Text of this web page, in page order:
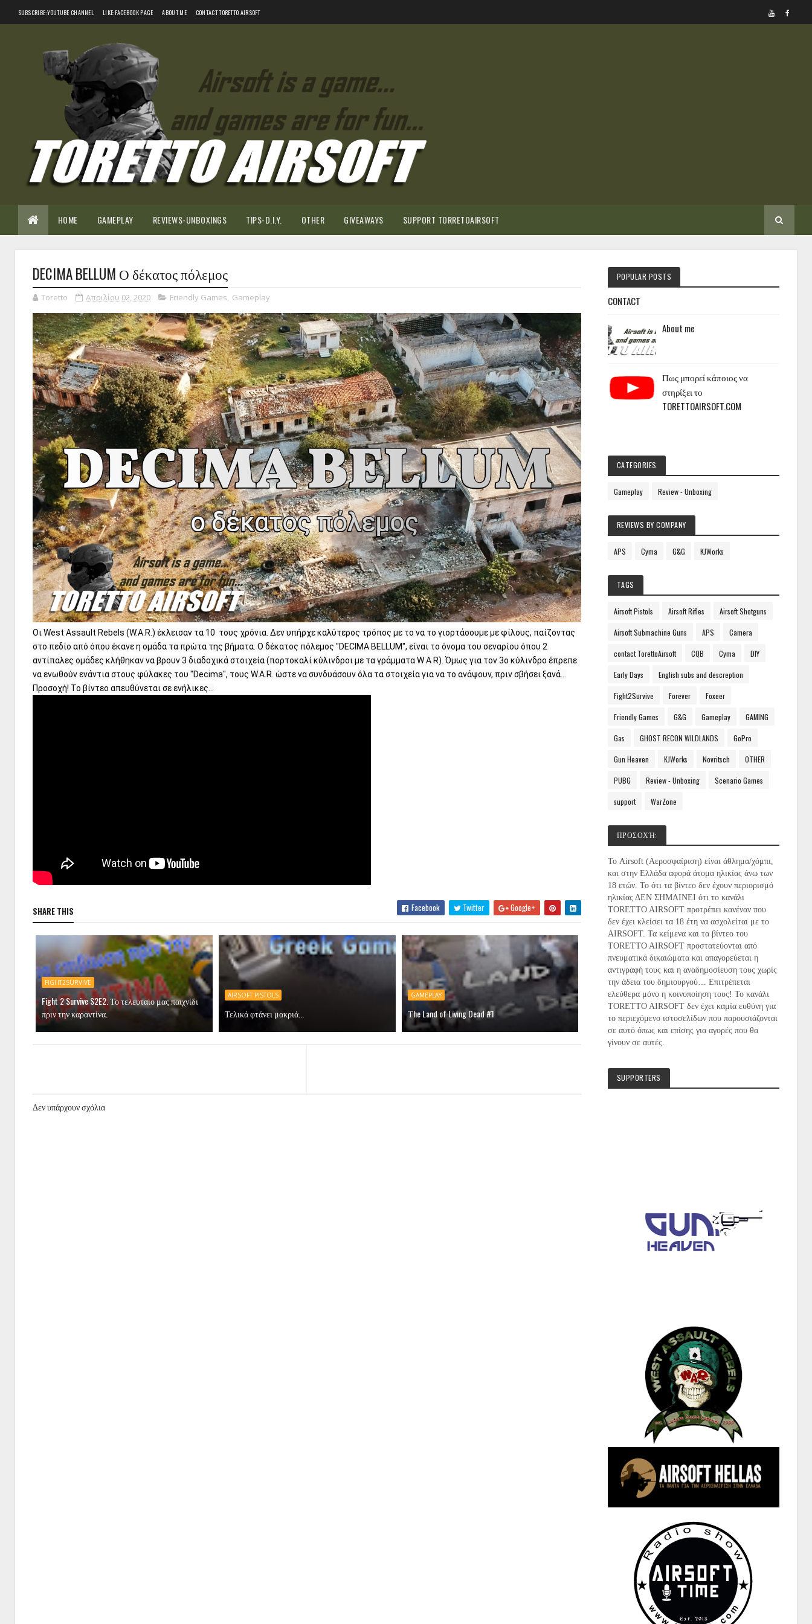
SUBSCRIBE:YOUTUBE CHANNEL LIKE:FACEBOOK PAGE ABOUT ME CONTACT TORETTO AIRSOFT
HOME GAMEPLAY REVIEWS-UNBOXINGS TIPS-D.I.Y. OTHER GIVEAWAYS SUPPORT TORRETOAIRSOFT
DECIMA BELLUM Ο δέκατος πόλεμος
Toretto Απριλίου 02, 2020 Friendly Games, Gameplay
Οι West Assault Rebels (W.A.R.) έκλεισαν τα 10  τους χρόνια. Δεν υπήρχε καλύτερος τρόπος με το να το γιορτάσουμε με φίλους, παίζοντας
στο πεδίο από όπου έκανε η ομάδα τα πρώτα της βήματα. Ο δέκατος πόλεμος "DECIMA BELLUM", είναι το όνομα του σεναρίου όπου 2
αντίπαλες ομάδες κλήθηκαν να βρουν 3 διαδοχικά στοιχεία (πορτοκαλί κύλινδροι με τα γράμματα W A R). Όμως για τον 3ο κύλινδρο έπρεπε
να ενωθούν ενάντια στους φύλακες του "Decima", τους W.A.R. ώστε να συνδυάσουν όλα τα στοιχεία για να το ανάψουν, πριν σβήσει ξανά...
Προσοχή! Το βίντεο απευθύνεται σε ενήλικες...
SHARE THIS Facebook Twitter Google+
FIGHT2SURVIVE
Fight 2 Survive S2E2. Το τελευταίο μας παιχνίδι
πριν την καραντίνα.
AIRSOFT PISTOLS
Τελικά φτάνει μακριά...
GAMEPLAY
Τhe Land of Living Dead #1
Δεν υπάρχουν σχόλια
POPULAR POSTS
CONTACT
About me
Πως μπορεί κάποιος να
στηρίξει το
TORETTOAIRSOFT.COM
CATEGORIES
Gameplay Review - Unboxing
REVIEWS BY COMPANY
APS Cyma G&G KJWorks
TAGS
Airsoft Pistols Airsoft Rifles Airsoft Shotguns
Airsoft Submachine Guns APS Camera
contact TorettoAirsoft CQB Cyma DIY
Early Days English subs and descreption
Fight2Survive Forever Foxeer
Friendly Games G&G Gameplay GAMING
Gas GHOST RECON WILDLANDS GoPro
Gun Heaven KJWorks Novritsch OTHER
PUBG Review - Unboxing Scenario Games
support WarZone
ΠΡΟΣΟΧΉ:
Το Airsoft (Αεροσφαίριση) είναι άθλημα/χόμπι,
και στην Ελλάδα αφορά άτομα ηλικίας άνω των
18 ετών. Το ότι τα βίντεο δεν έχουν περιορισμό
ηλικίας ΔΕΝ ΣΗΜΑΙΝΕΙ ότι το κανάλι
TORETTO AIRSOFT προτρέπει κανέναν που
δεν έχει κλείσει τα 18 έτη να ασχολείται με το
AIRSOFT. Τα κείμενα και τα βίντεο του
TORETTO AIRSOFT προστατεύονται από
πνευματικά δικαιώματα και απαγορεύεται η
αντιγραφή τους και η αναδημοσίευση τους χωρίς
την άδεια του δημιουργού… Επιτρέπεται
ελεύθερα μόνο η κοινοποίηση τους! Το κανάλι
TORETTO AIRSOFT δεν έχει καμία ευθύνη για
το περιεχόμενο ιστοσελίδων που παρουσιάζονται
σε αυτό όπως και επίσης για αγορές που θα
γίνουν σε αυτές.
SUPPORTERS